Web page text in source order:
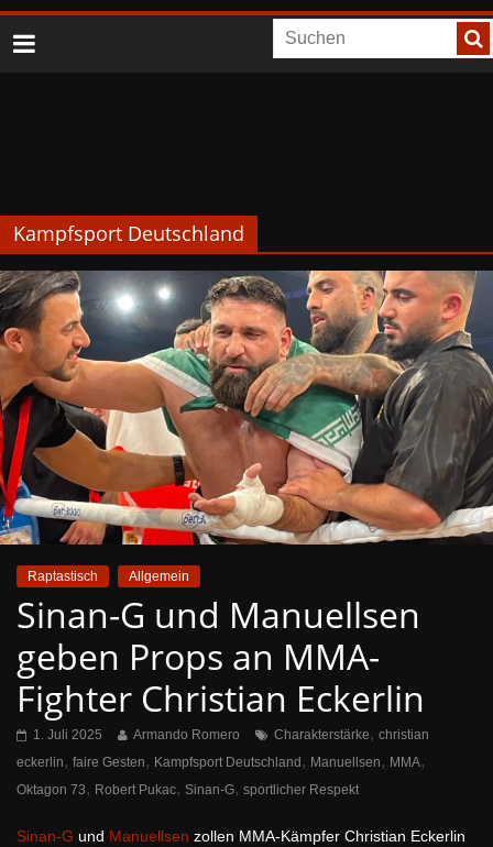
Kampfsport Deutschland
Raptastisch Allgemein
Sinan-G und Manuellsen
geben Props an MMA-
Fighter Christian Eckerlin
1. Juli 2025 Armando Romero Charakterstärke, christian
eckerlin, faire Gesten, Kampfsport Deutschland , Manuellsen, MMA,
Oktagon 73, Robert Pukac, Sinan-G, sportlicher Respekt
Sinan-G und Manuellsen zollen MMA-Kämpfer Christian Eckerlin